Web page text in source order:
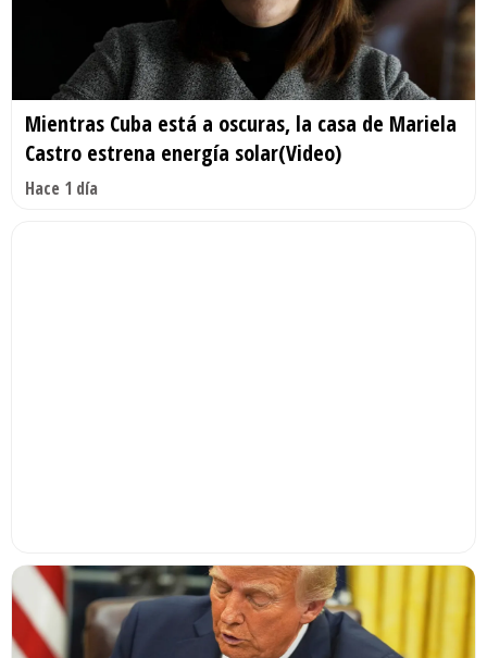
Mientras Cuba está a oscuras, la casa de Mariela
Castro estrena energía solar(Video)
Hace 1 día